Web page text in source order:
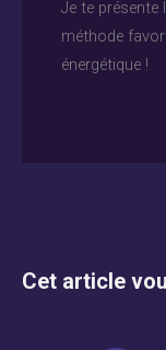
Je te
méthode
énergétique !
Cet article